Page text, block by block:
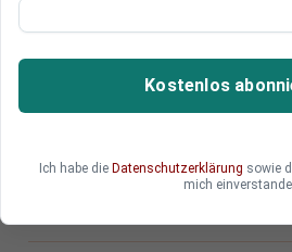
Massenstreiks an
Die Bauindustrie steht vor
Gewerkschaft kündigt
Beschäftigten an.
Kostenlos
Ich habe die Datenschutzerklärung sowie
mich